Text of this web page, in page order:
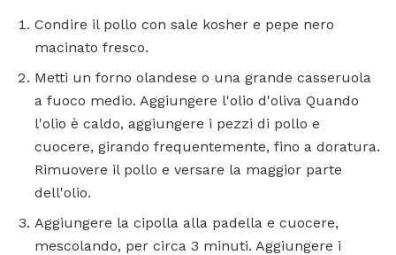
Condire il pollo con sale kosher e pepe nero
macinato fresco.
Metti un forno olandese o una grande casseruola
a fuoco medio. Aggiungere l'olio d'oliva Quando
l'olio è caldo, aggiungere i pezzi di pollo e
cuocere, girando frequentemente, fino a doratura.
Rimuovere il pollo e versare la maggior parte
dell'olio.
Aggiungere la cipolla alla padella e cuocere,
mescolando, per circa 3 minuti. Aggiungere i